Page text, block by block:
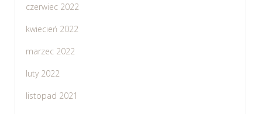
czerwiec 2022
kwiecień 2022
marzec 2022
luty 2022
listopad 2021